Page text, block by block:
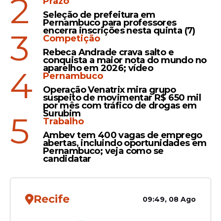
Leia Também
Coincidência
Lesão de Neymar revive
drama de Romário antes da
Copa do Mundo de 1998
Fortaleza, relembra "ajuda"
2
Seleção de prefeitura em
Pernambuco para professores
encerra inscrições nesta quinta (7)
3
Competição
Rebeca Andrade crava salto e
conquista a maior nota do mundo no
aparelho em 2026; vídeo
4
Pernambuco
Operação Venatrix mira grupo
suspeito de movimentar R$ 650 mil
por mês com tráfico de drogas em
Surubim
5
Trabalho
Ambev tem 400 vagas de emprego
abertas, incluindo oportunidades em
Pernambuco; veja como se
candidatar
Recife 09:49, 08 Ago